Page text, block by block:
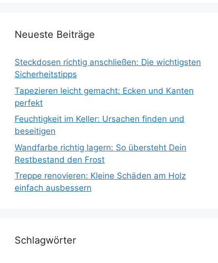
Neueste Beiträge
Steckdosen richtig anschließen: Die wichtigsten
Sicherheitstipps
Tapezieren leicht gemacht: Ecken und Kanten
perfekt
Feuchtigkeit im Keller: Ursachen finden und
beseitigen
Wandfarbe richtig lagern: So übersteht Dein
Restbestand den Frost
Treppe renovieren: Kleine Schäden am Holz
einfach ausbessern
Schlagwörter